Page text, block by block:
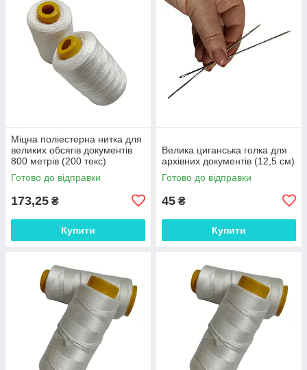
Міцна поліестерна нитка для
великих обсягів документів
800 метрів (200 текс)
Готово до відправки
173,25 ₴
Купити
Велика циганська голка для
архівних документів (12,5 см)
Готово до відправки
45 ₴
Купити